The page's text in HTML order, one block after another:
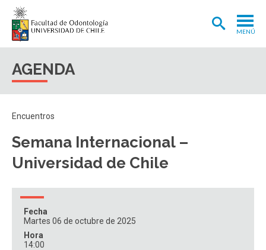
MENÚ
BIBLIOTECA
AGENDA
Encuentros
Semana Internacional –
Universidad de Chile
Fecha
Martes 06 de octubre de 2025
Hora
14:00